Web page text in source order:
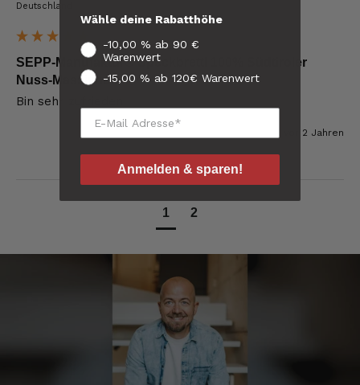
Deutschland
SEPP-Manufaktur® Speckbrettl 100% Südtiroler
Nuss-Massivholz
Bin sehr zufrieden
vor 2 Jahren
1 2
Feedback
Verifizierter Kunde
Schnelle Lieferung.Sehr zufrieden.Danke.
8.8.2026
Jörg
Die Produkte finde ich immer wieder sehr
gut, Bestelle sie wieder 😋
Anonym
Verifizierter Kunde
Der Schinken ist unser Favorit. Einfach
Wähle deine Rabatthöhe
-10,00 % ab 90 €
Warenwert
-15,00 % ab 120€ Warenwert
Anmelden & sparen!